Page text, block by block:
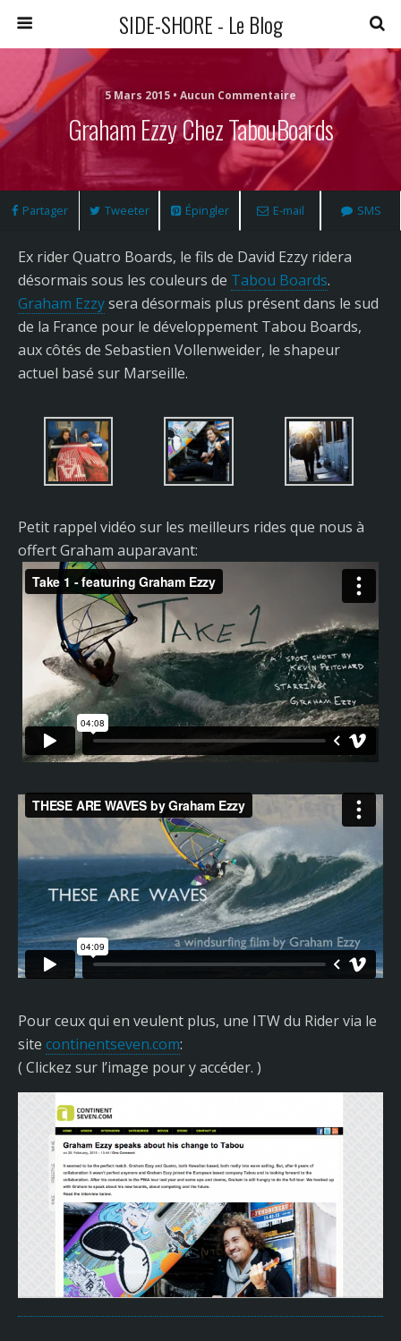
SIDE-SHORE - Le Blog
5 Mars 2015 • Aucun Commentaire
Graham Ezzy Chez TabouBoards
Partager Tweeter Épingler E-mail SMS
Ex rider Quatro Boards, le fils de David Ezzy ridera
désormais sous les couleurs de Tabou Boards.
Graham Ezzysera désormais plus présent dans le sud
de la France pour le développement Tabou Boards,
aux côtés de Sebastien Vollenweider, le shapeur
actuel basé sur Marseille.
Petit rappel vidéo sur les meilleurs rides que nous à
offert Graham auparavant:
Pour ceux qui en veulent plus, une ITW du Rider via le
site continentseven.com:
( Clickez sur l’image pour y accéder. )